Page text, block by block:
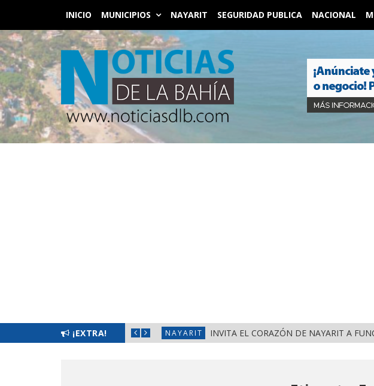
INICIO MUNICIPIOS NAYARIT SEGURIDAD PUBLICA NACIONAL
¡EXTRA!
2026» EN LA PRIMAVERA NAYARIT INVITA EL CORAZÓN DE NAYARIT A